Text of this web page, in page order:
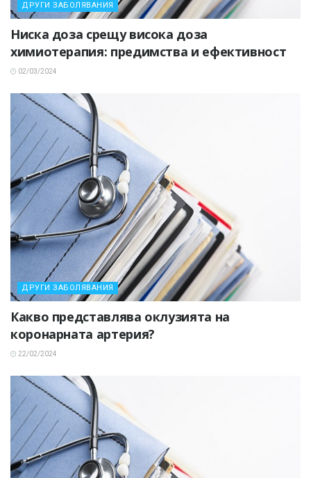
ДРУГИ ЗАБОЛЯВАНИЯ
Ниска доза срещу висока доза
химиотерапия: предимства и ефективност
02/03/2024
ДРУГИ ЗАБОЛЯВАНИЯ
Какво представлява оклузията на
коронарната артерия?
22/02/2024